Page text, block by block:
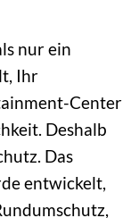
nur ein
Ihr
Center
Deshalb
Das
entwickelt,